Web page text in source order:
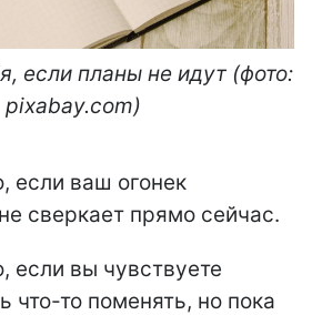
если планы не идут (фото:
pixabay.com)
если ваш огонек
сверкает прямо сейчас.
если вы чувствуете
что-то поменять, но пока